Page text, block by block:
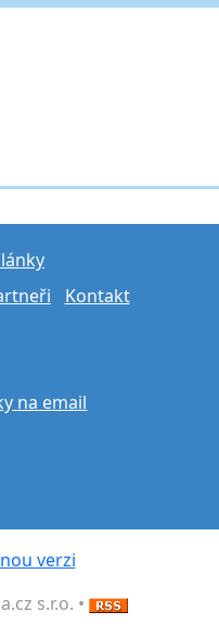
Kontakt
na email
verzi
s.r.o. •